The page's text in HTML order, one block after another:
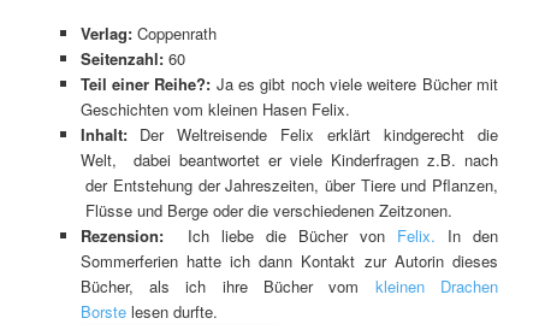
Verlag:Coppenrath
Seitenzahl:60
Teil einer Reihe?: Ja es gibt noch viele weitere Bücher mit
Geschichten vom kleinen Hasen Felix.
Inhalt: Der Weltreisende Felix erklärt kindgerecht die
Welt, dabei beantwortet er viele Kinderfragen z.B. nach
der Entstehung der Jahreszeiten, über Tiere und Pflanzen,
Flüsse und Berge oder die verschiedenen Zeitzonen.
Rezension:
Ich liebe die Bücher vonFelix. In den
Sommerferien hatte ich dann Kontakt zur Autorin dieses
Bücher, als ich ihre Bücher vom kleinen Drachen
Borstelesen durfte.